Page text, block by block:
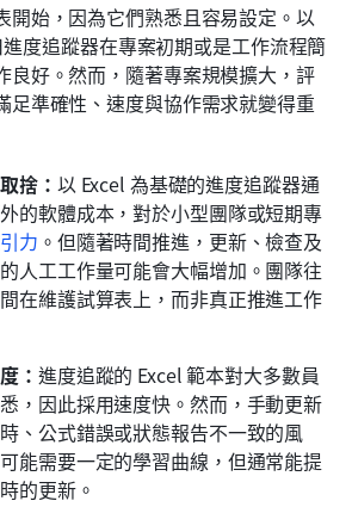
開始，因為它們熟悉且容易設定。以
度追蹤器在專案初期或是工作流程簡
良好。然而，隨著專案規模擴大，評
足準確性、速度與協作需求就變得重
捨： 以 Excel 為基礎的進度追蹤器通
的軟體成本，對於小型團隊或短期專
力 。但隨著時間推進，更新、檢查及
人工工作量可能會大幅增加。團隊往
在維護試算表上，而非真正推進工作
： 進度追蹤的 Excel 範本對大多數員
，因此採用速度快。然而，手動更新
、公式錯誤或狀態報告不一致的風
能需要一定的學習曲線，但通常能提
的更新。